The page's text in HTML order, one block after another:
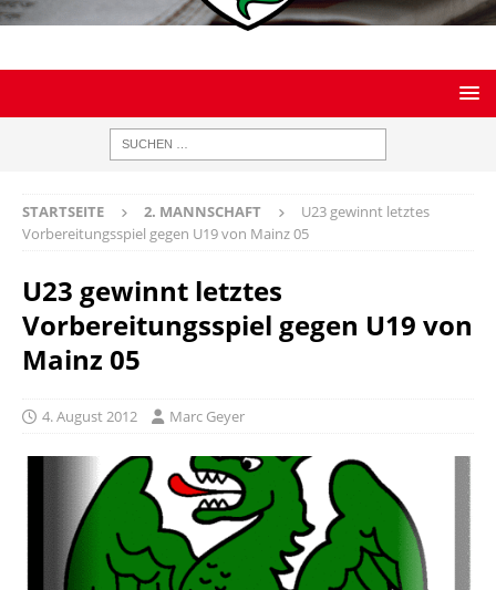
STARTSEITE 2. MANNSCHAFT
U23 gewinnt letztes
Vorbereitungsspiel gegen U19 von Mainz 05
U23 gewinnt letztes
Vorbereitungsspiel gegen U19 von
Mainz 05
4. August 2012 Marc Geyer